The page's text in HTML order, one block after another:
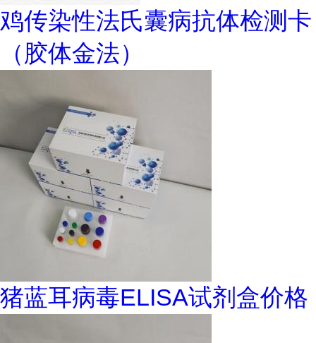
鸡传染性法氏囊病抗体检测卡
（胶体金法）
猪蓝耳病毒ELISA试剂盒价格